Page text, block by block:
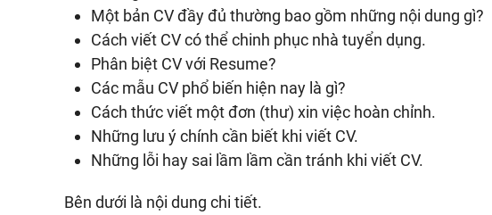
Một bản CV đầy đủ thường bao gồm những nội dung gì?
Cách viết CV có thể chinh phục nhà tuyển dụng.
Phân biệt CV với Resume?
Các mẫu CV phổ biến hiện nay là gì?
Cách thức viết một đơn (thư) xin việc hoàn chỉnh.
Những lưu ý chính cần biết khi viết CV.
Những lỗi hay sai lầm lầm cần tránh khi viết CV.
Bên dưới là nội dung chi tiết.